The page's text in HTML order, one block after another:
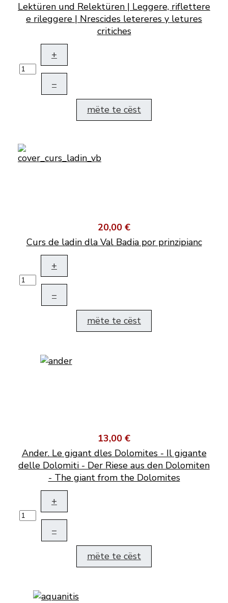
Lektüren und Relektüren | Leggere, riflettere
e rileggere | Nrescides letereres y letures
critiches
+
–
mëte te cëst
20,00 €
Curs de ladin dla Val Badia por prinzipianc
+
–
mëte te cëst
13,00 €
Ander. Le gigant dles Dolomites - Il gigante
delle Dolomiti - Der Riese aus den Dolomiten
- The giant from the Dolomites
+
–
mëte te cëst